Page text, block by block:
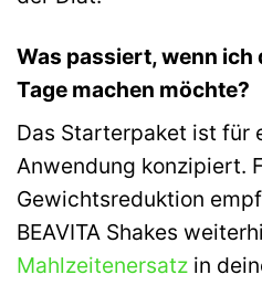
Was passiert, wenn ich
Tage machen möchte?
Das Starterpaket ist für
Anwendung konzipiert.
Gewichtsreduktion
BEAVITA Shakes
Mahlzeitenersatz in